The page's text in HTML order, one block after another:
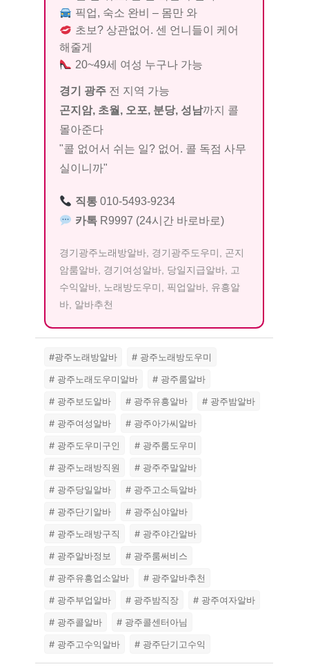
픽업, 숙소 완비 – 몸만 와
초보? 상관없어. 센 언니들이 케어
해줄게
20~49세 여성 누구나 가능
경기 광주 전 지역 가능
곤지암, 초월, 오포, 분당, 성남까지 콜
몰아준다
"콜 없어서 쉬는 일? 없어. 콜 독점 사무
실이니까"
직통010-5493-9234
카톡R9997 (24시간 바로바로)
경기광주노래방알바, 경기광주도우미, 곤지
암룸알바, 경기여성알바, 당일지급알바, 고
수익알바, 노래방도우미, 픽업알바, 유흥알
바, 알바추천
#광주노래방알바
# 광주노래방도우미
# 광주노래도우미알바
# 광주룸알바
# 광주보도알바
# 광주유흥알바
# 광주밤알바
# 광주여성알바
# 광주아가씨알바
# 광주도우미구인
# 광주룸도우미
# 광주노래방직원
# 광주주말알바
# 광주당일알바
# 광주고소득알바
# 광주단기알바
# 광주심야알바
# 광주노래방구직
# 광주야간알바
# 광주알바정보
# 광주룸써비스
# 광주유흥업소알바
# 광주알바추천
# 광주부업알바
# 광주밤직장
# 광주여자알바
# 광주콜알바
# 광주콜센터아님
# 광주고수익알바
# 광주단기고수익